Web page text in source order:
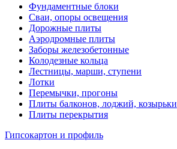
Фундаментные блоки
Сваи, опоры освещения
Дорожные плиты
Аэродромные плиты
Заборы железобетонные
Колодезные кольца
Лестницы, марши, ступени
Лотки
Перемычки, прогоны
Плиты балконов, лоджий, козырьки
Плиты перекрытия
Гипсокартон и профиль